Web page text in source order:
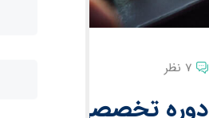
7 نظر